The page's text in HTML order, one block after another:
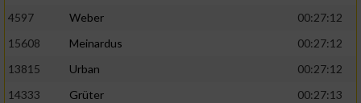
4597
Weber
00:27:12
15608
Meinardus
00:27:12
13815
Urban
00:27:12
14333
Grüter
00:27:13